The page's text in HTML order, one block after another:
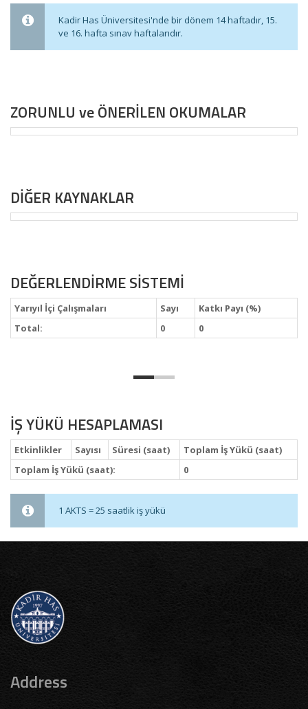
Kadir Has Üniversitesi'nde bir dönem 14 haftadır, 15.
ve 16. hafta sınav haftalarıdır.
ZORUNLU ve ÖNERİLEN OKUMALAR
DİĞER KAYNAKLAR
DEĞERLENDİRME SİSTEMİ
Yarıyıl İçi Çalışmaları Sayı
Katkı Payı (%)
Total:
0 0
İŞ YÜKÜ HESAPLAMASI
Etkinlikler Sayısı Süresi (saat)
Toplam İş Yükü (saat)
Toplam İş Yükü (saat):
0
1 AKTS = 25 saatlik iş yükü
Address